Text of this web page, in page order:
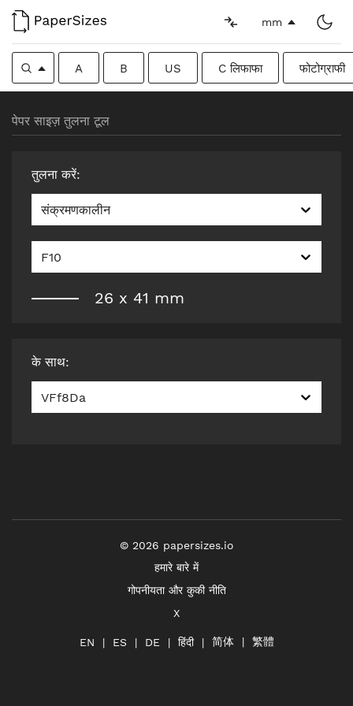
mm
A B US C लिफाफा फोटोग्राफी
पेपर साइज़ तुलना टूल
तुलना करें:
संक्रमणकालीन
F10
26 x 41 mm
के साथ:
VFf8Da
© 2026 papersizes.io
हमारे बारे में
गोपनीयता और कुकी नीति
X
EN ES DE हिंदी 简体 繁體